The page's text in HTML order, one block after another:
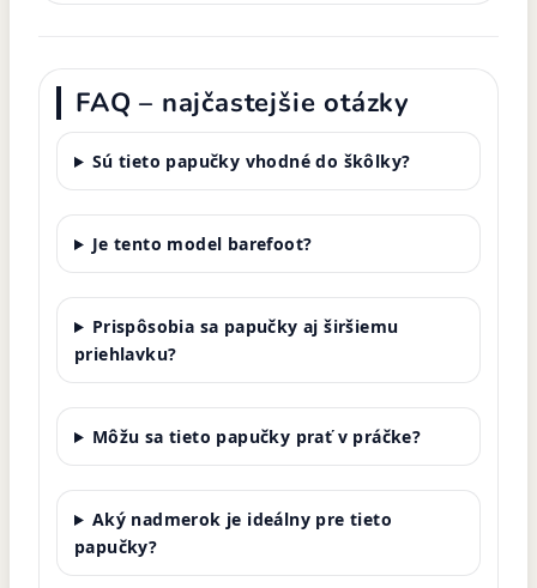
FAQ – najčastejšie otázky
Sú tieto papučky vhodné do škôlky?
Je tento model barefoot?
Prispôsobia sa papučky aj širšiemu
priehlavku?
Môžu sa tieto papučky prať v práčke?
Aký nadmerok je ideálny pre tieto
papučky?